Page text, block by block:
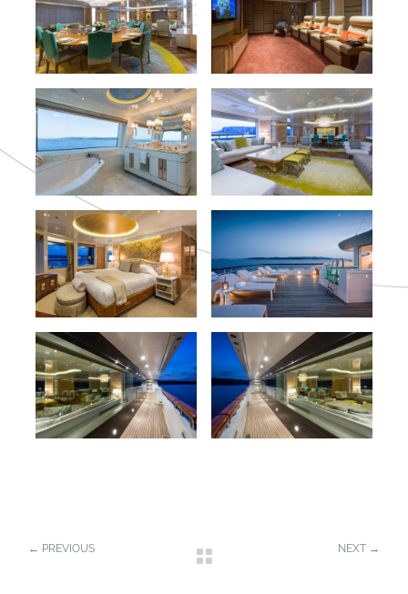
← PREVIOUS  NEXT→